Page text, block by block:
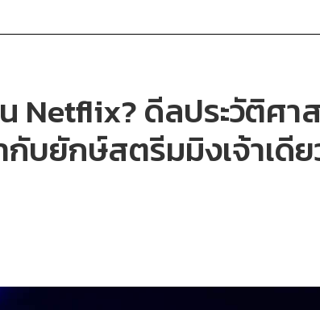
Netflix? ดีลประวัติศา
กับยักษ์สตรีมมิงเจ้าเดี